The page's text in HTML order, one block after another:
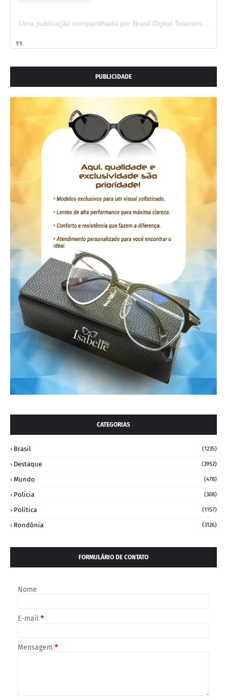
PUBLICIDADE
CATEGORIAS
Brasil (1235)
Destaque (3952)
Mundo (478)
Policia (308)
Política (1157)
Rondônia (3126)
FORMULÁRIO DE CONTATO
Nome
E-mail *
Mensagem *